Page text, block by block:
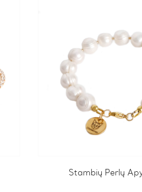
Stambių Perlų